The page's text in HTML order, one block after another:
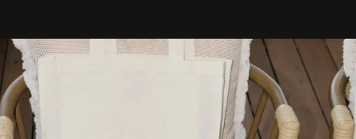
buluşturarak markanın Cavo Tagoo’daki varlığını
sürükleyici ve mevsime özel bir deneyime dönüştürüyor.